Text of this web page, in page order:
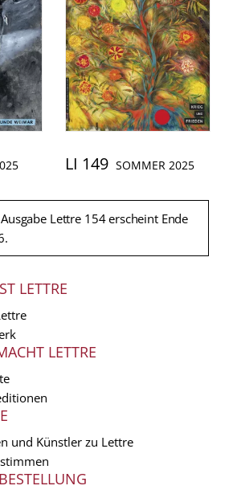
LI 149 SOMMER 2025
Lettre 154 erscheint Ende
LETTRE
LETTRE
und Künstler zu Lettre